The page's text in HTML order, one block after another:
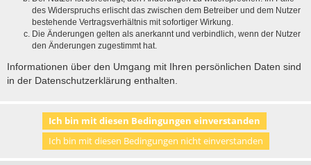
des Widerspruchs erlischt das zwischen dem Betreiber und dem Nutzer
bestehende Vertragsverhältnis mit sofortiger Wirkung.
Die Änderungen gelten als anerkannt und verbindlich, wenn der Nutzer
den Änderungen zugestimmt hat.
Informationen über den Umgang mit Ihren persönlichen Daten sind
in der Datenschutzerklärung enthalten.